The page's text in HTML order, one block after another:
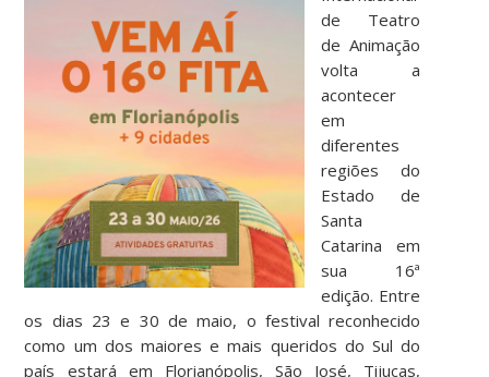
de Teatro
de Animação
volta a
acontecer
em
diferentes
regiões do
Estado de
Santa
Catarina em
sua 16ª
edição. Entre
os dias 23 e 30 de maio, o festival reconhecido
como um dos maiores e mais queridos do Sul do
país estará em Florianópolis, São José, Tijucas,